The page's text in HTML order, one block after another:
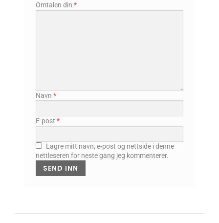
Omtalen din *
Navn *
E-post *
Lagre mitt navn, e-post og nettside i denne
nettleseren for neste gang jeg kommenterer.